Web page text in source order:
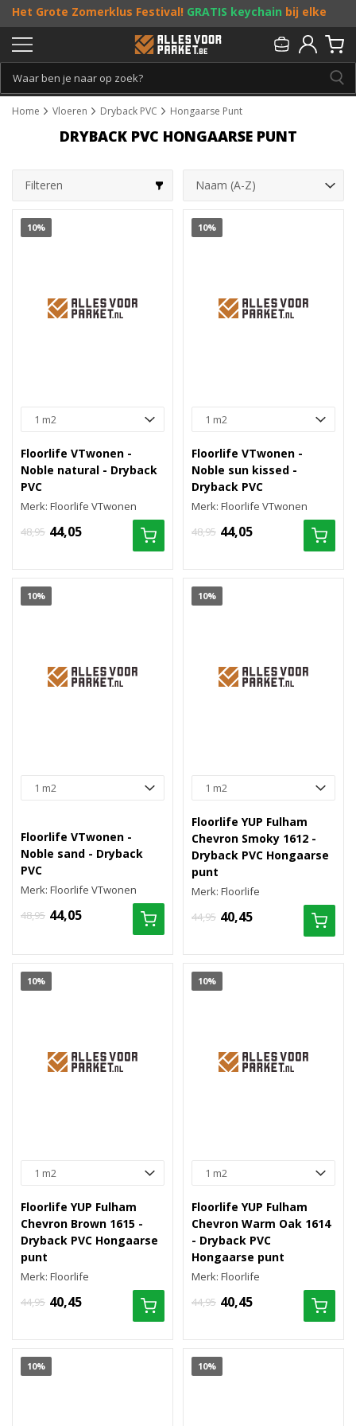
Het Grote Zomerklus Festival! GRATIS keychain bij elke
bestelling vanaf €25, entoffe acties! Doe je mee?
Persoonlijk & gratis advies:013 - 207 00 01
Home Vloeren Dryback PVC Hongaarse Punt
DRYBACK PVC HONGAARSE PUNT
Filteren
10%
Floorlife VTwonen -
Noble natural - Dryback
PVC
Merk: Floorlife VTwonen
48,95 44,05
10%
Floorlife VTwonen -
Noble sun kissed -
Dryback PVC
Merk: Floorlife VTwonen
48,95 44,05
10%
Floorlife VTwonen -
Noble sand - Dryback
PVC
Merk: Floorlife VTwonen
48,95 44,05
10%
Floorlife YUP Fulham
Chevron Smoky 1612 -
Dryback PVC Hongaarse
punt
Merk: Floorlife
44,95 40,45
10%
Floorlife YUP Fulham
Chevron Brown 1615 -
Dryback PVC Hongaarse
punt
Merk: Floorlife
44,95 40,45
10%
Floorlife YUP Fulham
Chevron Warm Oak 1614
- Dryback PVC
Hongaarse punt
Merk: Floorlife
44,95 40,45
10% 10%